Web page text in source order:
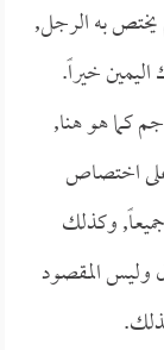
به الرجل,
خيراً.
كما هو هنا,
على اختصاص
وكذلك
وليس المقصود